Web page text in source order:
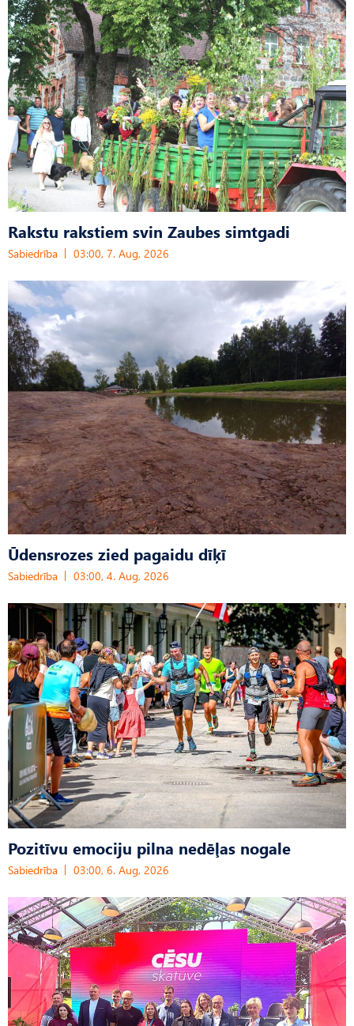
Rakstu rakstiem svin Zaubes simtgadi
Sabiedrība 03:00, 7. Aug, 2026
Ūdensrozes zied pagaidu dīķī
Sabiedrība 03:00, 4. Aug, 2026
Pozitīvu emociju pilna nedēļas nogale
Sabiedrība 03:00, 6. Aug, 2026